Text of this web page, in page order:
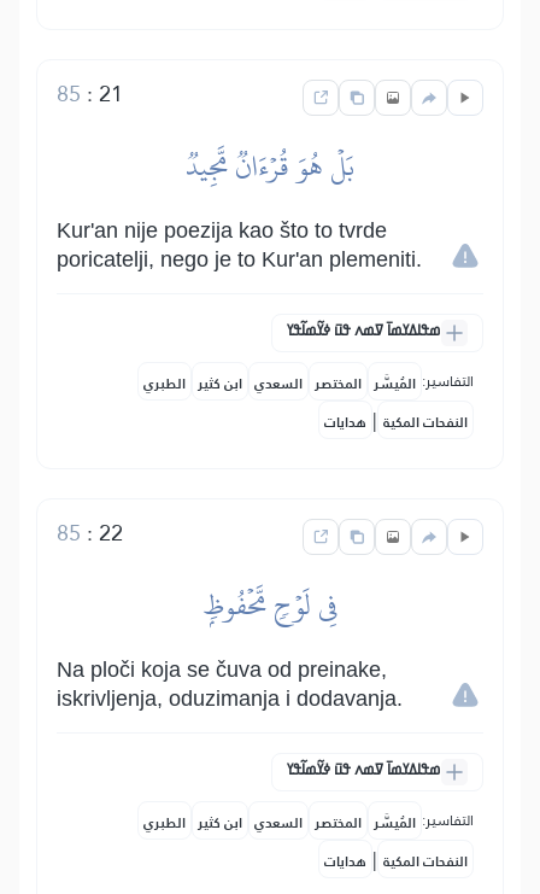
21
:
85
بَلۡ هُوَ قُرۡءَانٞ مَّجِيدٞ
Kur'an nije poezija kao što to tvrde
poricatelji, nego je to Kur'an plemeniti.
ߘߟߊߡߌߘߊ߫ ߜߘߍ ߟߎ߫ ߦߌ߬ߘߊ߬ߟߌ
التفاسير: المُيسَّر المختصر السعدي ابن كثير الطبري
النفحات المكية | هدايات
22
:
85
فِي لَوۡحٖ مَّحۡفُوظِۭ
Na ploči koja se čuva od preinake,
iskrivljenja, oduzimanja i dodavanja.
ߘߟߊߡߌߘߊ߫ ߜߘߍ ߟߎ߫ ߦߌ߬ߘߊ߬ߟߌ
التفاسير: المُيسَّر المختصر السعدي ابن كثير الطبري
النفحات المكية | هدايات